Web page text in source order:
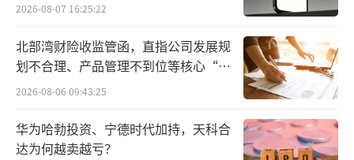
（原标题：湖北“当代系”深陷漩涡 人福
医药实控人被证监会立案调查 每经记者王琳每
经编辑杨夏）（责任编辑：zx0276）
2026-08-07 16:25:22
北部湾财险收监管函，直指公司发展规
划不合理、产品管理不到位等核心“痛
点”
2026-08-06 09:43:25
华为哈勃投资、宁德时代加持，天科合
达为何越卖越亏？